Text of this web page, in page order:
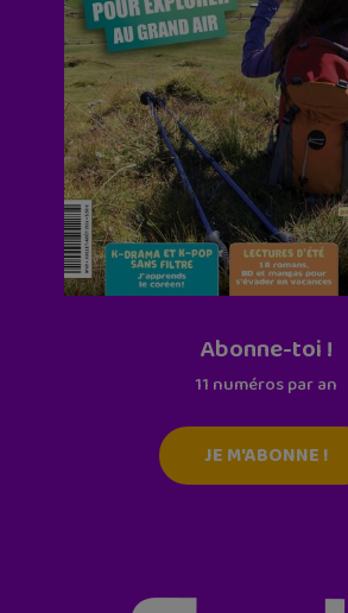
Abonne-toi !
11 numéros par an
JE M'ABONNE !